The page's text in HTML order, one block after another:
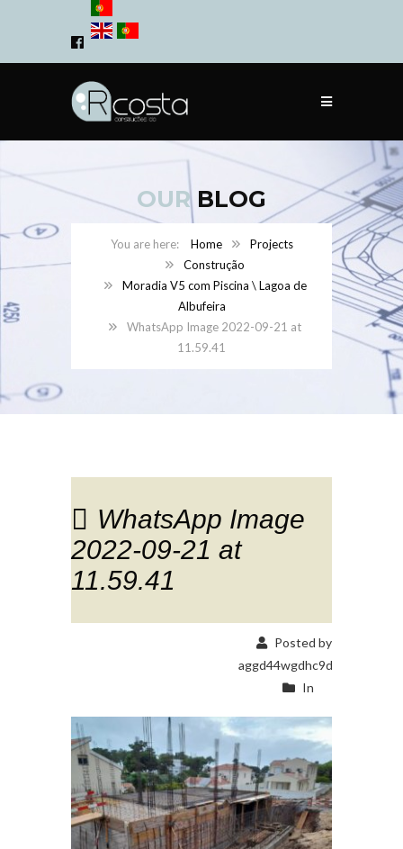
OURBLOG
Home
Projects
Construção
Moradia V5 com Piscina \ Lagoa de
Albufeira
WhatsApp Image 2022-09-21 at
11.59.41
WhatsApp Image
2022-09-21 at
11.59.41
Posted by
aggd44wgdhc9d
In